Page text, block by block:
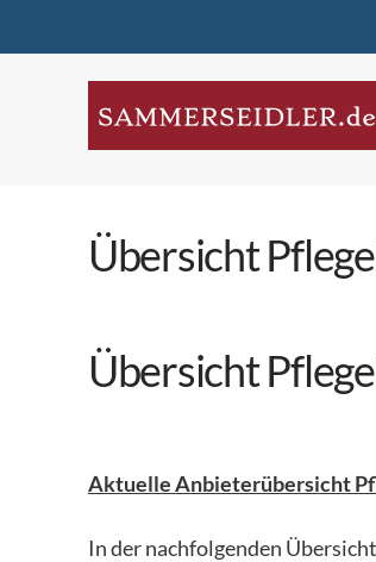
Übersicht
Übersicht
Aktuelle Anbieterübersicht
In der nachfolgenden